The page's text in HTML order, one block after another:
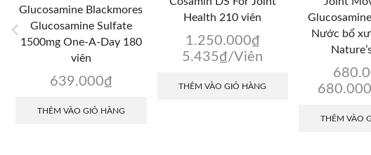
Glucosamine Blackmores
Glucosamine Sulfate
1500mg One-A-Day 180
viên
639.000₫
THÊM VÀO GIỎ HÀNG
Health 210 viên
1.250.000₫
5.435₫/Viên
THÊM VÀO GIỎ HÀNG
Nước bổ
680.000
THÊM VÀO